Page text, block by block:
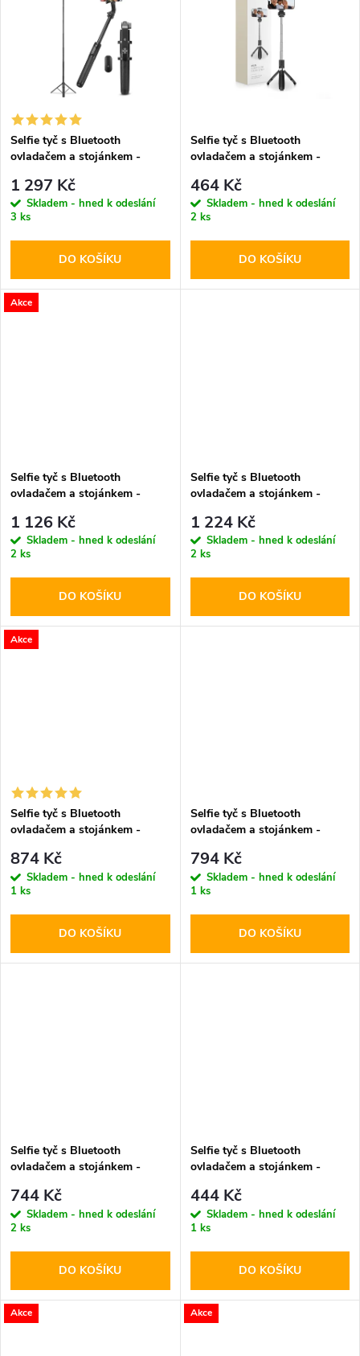
ů
Selfie tyč s Bluetooth
ovladačem a stojánkem -
Black
1 297 Kč
Skladem - hned k odeslání
3 ks
DO KOŠÍKU
Selfie tyč s Bluetooth
ovladačem a stojánkem -
Stick Tripod
464 Kč
Skladem - hned k odeslání
2 ks
DO KOŠÍKU
Akce
Selfie tyč s Bluetooth
ovladačem a stojánkem -
Black
1 126 Kč
Skladem - hned k odeslání
2 ks
DO KOŠÍKU
Selfie tyč s Bluetooth
ovladačem a stojánkem -
Black
1 224 Kč
Skladem - hned k odeslání
2 ks
DO KOŠÍKU
Akce
Selfie tyč s Bluetooth
ovladačem a stojánkem -
Stick Tripod Black
874 Kč
Skladem - hned k odeslání
1 ks
DO KOŠÍKU
Selfie tyč s Bluetooth
ovladačem a stojánkem -
Stick Tripod Black
794 Kč
Skladem - hned k odeslání
1 ks
DO KOŠÍKU
Selfie tyč s Bluetooth
ovladačem a stojánkem -
Stick Tripod White
744 Kč
Skladem - hned k odeslání
2 ks
DO KOŠÍKU
Selfie tyč s Bluetooth
ovladačem a stojánkem -
Stick Tripod
444 Kč
Skladem - hned k odeslání
1 ks
DO KOŠÍKU
Akce Akce